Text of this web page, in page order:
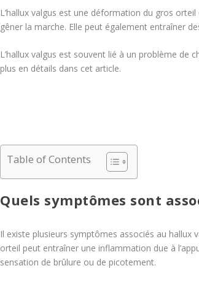
L’hallux valgus est une déformation du gros
gêner la marche. Elle peut également entraîner
L’hallux valgus est souvent lié à un problème de
plus en détails dans cet article.
Table of Contents
Quels symptômes sont
Il existe plusieurs symptômes associés au hallux
orteil peut entraîner une inflammation due à
sensation de brûlure ou de picotement.